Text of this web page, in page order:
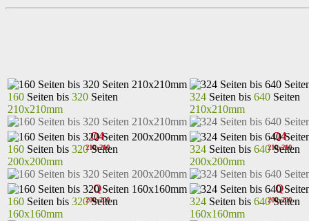
160 Seiten bis 320 Seiten
210x210mm
Q4
210x210
324 Seiten bis 640 Seiten
210x210mm
Q4
210x210
160 Seiten bis 320Seiten
200x200mm
Q
200x200
324 Seiten bis 640Seiten
200x200mm
Q
200x200
160 Seiten bis 320Seiten
160x160mm
324 Seiten bis 640Seiten
160x160mm